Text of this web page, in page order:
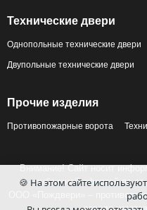
Технические двери
Однопольные технические двери
Двупольные технические двери
Прочие изделия
Противопожарные ворота
Внимание! Сайт носит
публичной офертой по
ООО «Пождвери» –
🍪 На этом сайте